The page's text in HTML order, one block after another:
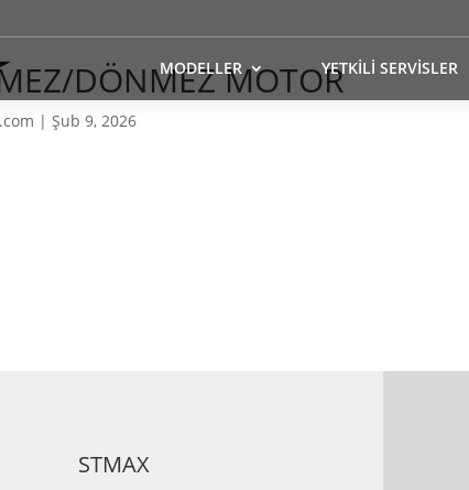
MODELLER YETKİLİ SERVİSLER
DÖNMEZ MOTOR
|Şub 9, 2026
STMAX